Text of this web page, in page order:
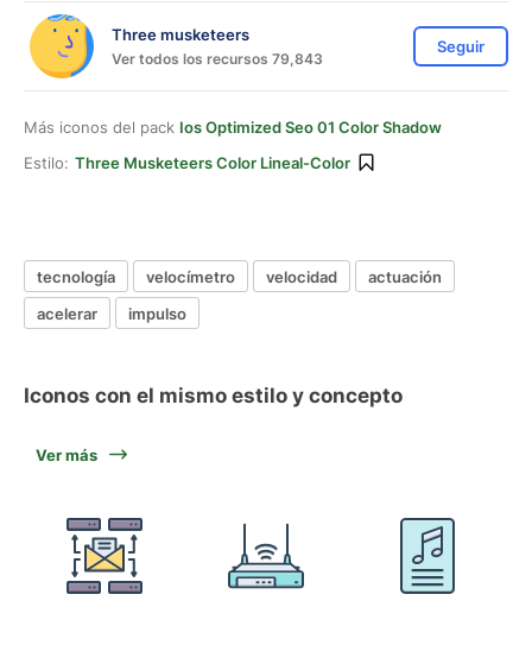
Three musketeers
Ver todos los recursos 79,843
Seguir
Más iconos del pack Ios Optimized Seo 01 Color Shadow
Estilo: Three Musketeers Color Lineal-Color
tecnología velocímetro velocidad
actuación
acelerar
impulso
Iconos con el mismo estilo y concepto
Ver más